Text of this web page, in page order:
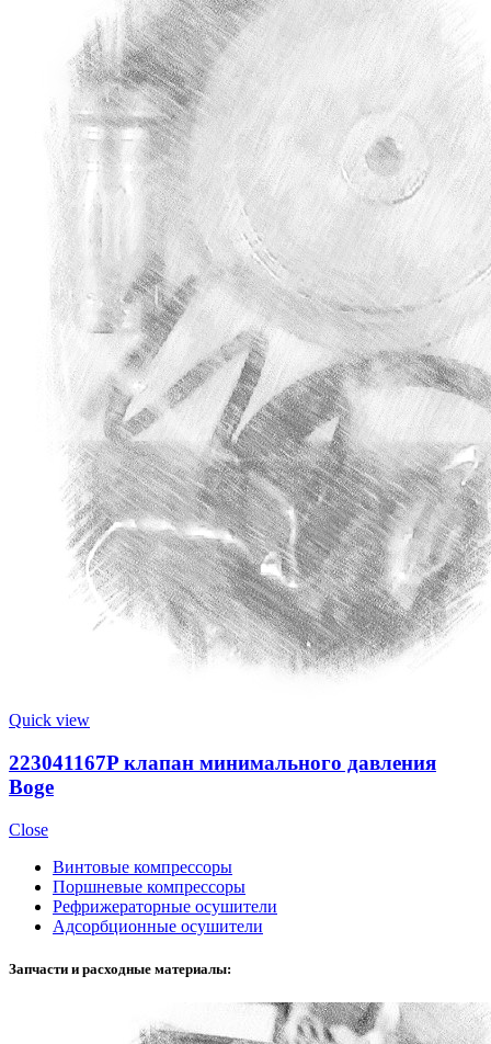
Quick view
223041167P клапан минимального давления
Boge
Close
Винтовые компрессоры
Поршневые компрессоры
Рефрижераторные осушители
Адсорбционные осушители
Запчасти и расходные материалы: